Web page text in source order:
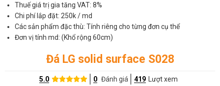
Thuế giá trị gia tăng VAT: 8%
Chi phí lắp đặt: 250k / md
Các sản phẩm đặc thù: Tính riêng cho từng đơn cụ thể
Đơn vị tính md: (Khổ rộng 60cm)
Đá LG solid surface S028
5.0 0 Đánh giá 419 Lượt xem